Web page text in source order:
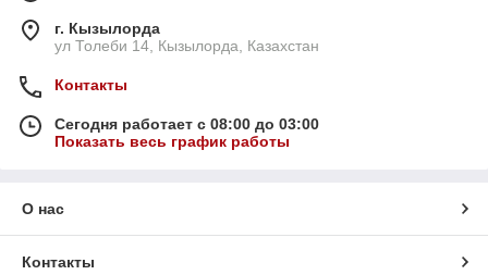
г. Кызылорда
ул Толеби 14, Кызылорда, Казахстан
Контакты
Сегодня работает с 08:00 до 03:00
Показать весь график работы
О нас
Контакты